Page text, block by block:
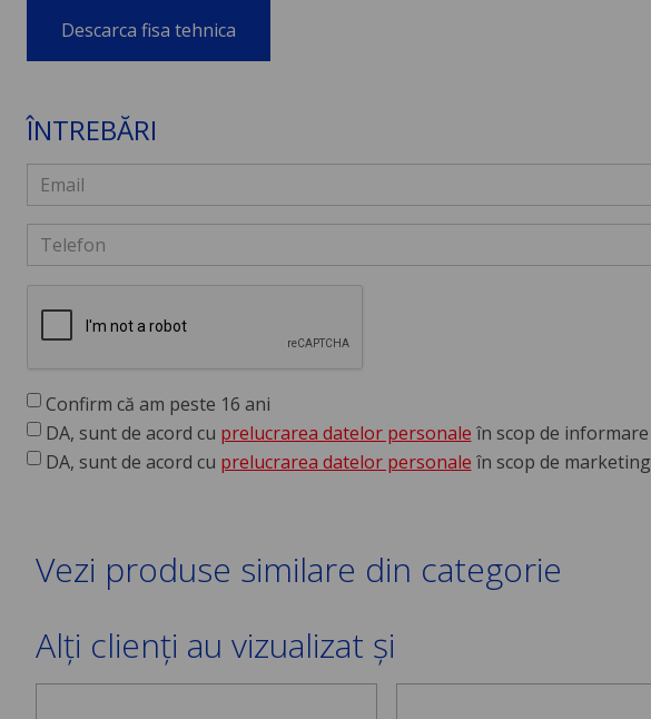
Descarca fisa tehnica
ÎNTREBĂRI
Confirm că am peste 16 ani
DA, sunt de acord cu prelucrarea datelor personale în scop de informare
DA, sunt de acord cu prelucrarea datelor personale în scop de marketing
Vezi produse similare din categorie
Alți clienți au vizualizat și